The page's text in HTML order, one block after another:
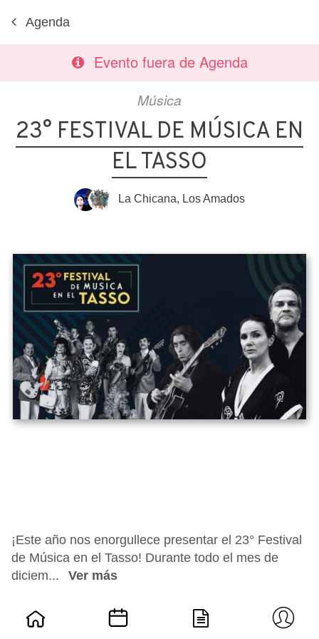
Agenda
Evento fuera de Agenda
Música
23° FESTIVAL DE MÚSICA EN
EL TASSO
La Chicana, Los Amados
¡Este año nos enorgullece presentar el 23° Festival
de Música en el Tasso! Durante todo el mes de
diciem...
Ver más